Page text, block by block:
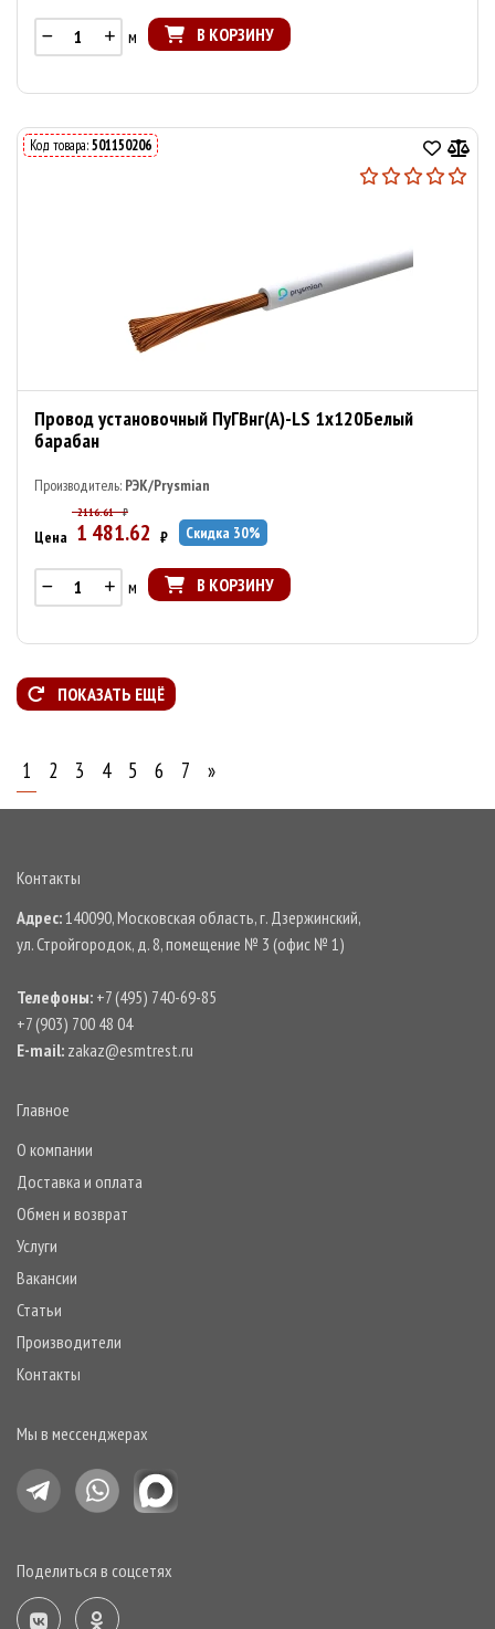
м В КОРЗИНУ
Код товара:501150206
Провод установочный ПуГВнг(А)-LS 1х120Белый
барабан
Производитель: РЭК/Prysmian
2116.61 ₽
Цена 1 481.62 ₽ Скидка 30%
м В КОРЗИНУ
ПОКАЗАТЬ ЕЩЁ
1 2 3 4 5 6 7 »
Контакты
Адрес:140090, Московская область, г. Дзержинский,
ул. Стройгородок, д. 8, помещение № 3 (офис № 1)
Телефоны: +7 (495) 740-69-85
+7 (903) 700 48 04
E-mail: zakaz@esmtrest.ru
Главное
О компании
Доставка и оплата
Обмен и возврат
Услуги
Вакансии
Статьи
Производители
Контакты
Мы в мессенджерах
Поделиться в соцсетях